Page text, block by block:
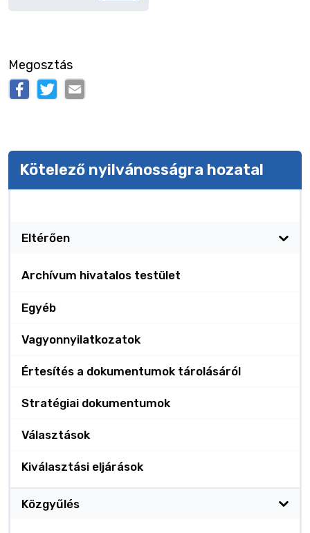
Megosztás
Kötelező nyilvánosságra hozatal
Eltérően
Archívum hivatalos testület
Egyéb
Vagyonnyilatkozatok
Értesítés a dokumentumok tárolásáról
Stratégiai dokumentumok
Választások
Kiválasztási eljárások
Közgyűlés